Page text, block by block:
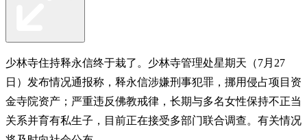
少林寺住持释永信终于栽了。少林寺管理处星期天（7月27
日）发布情况通报称，释永信涉嫌刑事犯罪，挪用侵占项目资
金寺院资产；严重违反佛教戒律，长期与多名女性保持不正当
关系并育有私生子，目前正在接受多部门联合调查。有关情况